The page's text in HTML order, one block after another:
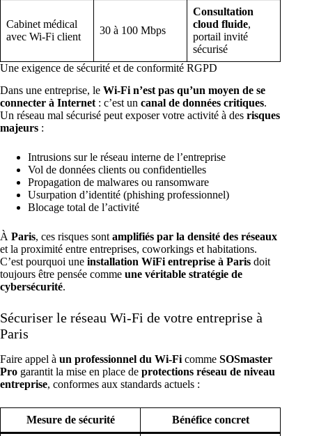
Cabinet médical
avec Wi-Fi client
30 à 100 Mbps
Consultation
cloud fluide,
portail invité
sécurisé
Une exigence de sécurité et de conformité RGPD
Dans une entreprise, le Wi-Fi n’est pas qu’un moyen de se
connecter à Internet : c’est un canal de données critiques.
Un réseau mal sécurisé peut exposer votre activité à des risques
majeurs :
Intrusions sur le réseau interne de l’entreprise
Vol de données clients ou confidentielles
Propagation de malwares ou ransomware
Usurpation d’identité (phishing professionnel)
Blocage total de l’activité
À Paris, ces risques sont amplifiés par la densité des réseaux
et la proximité entre entreprises, coworkings et habitations.
C’est pourquoi une installation WiFi entreprise à Paris doit
toujours être pensée comme une véritable stratégie de
cybersécurité.
Sécuriser le réseau Wi-Fi de votre entreprise à
Paris
Faire appel à un professionnel du Wi-Fi comme SOSmaster
Pro garantit la mise en place de protections réseau de niveau
entreprise, conformes aux standards actuels :
Mesure de sécurité Bénéfice concret